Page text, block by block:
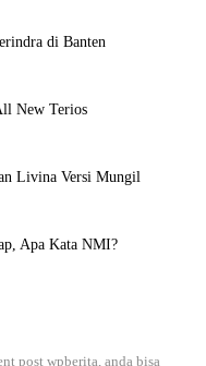
di Banten
New Terios
Livina Versi Mungil
Apa Kata NMI?
post wpberita, anda bisa